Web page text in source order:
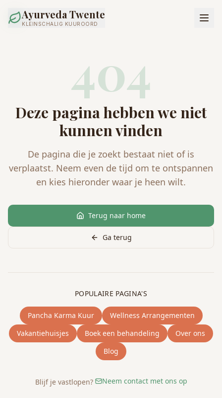
Ayurveda Twente
KLEINSCHALIG KUUROORD
404
Deze pagina hebben we niet
kunnen vinden
De pagina die je zoekt bestaat niet of is
verplaatst. Neem even de tijd om te ontspannen
en kies hieronder waar je heen wilt.
Terug naar home
Ga terug
POPULAIRE PAGINA'S
Pancha Karma Kuur
Wellness Arrangementen
Vakantiehuisjes
Boek een behandeling
Over ons
Blog
Blijf je vastlopen? Neem contact met ons op